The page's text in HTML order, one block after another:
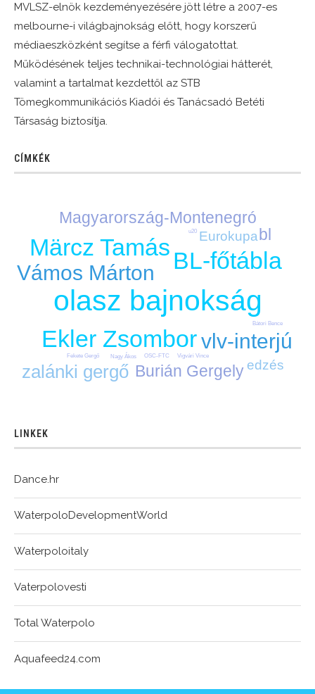
MVLSZ-elnök kezdeményezésére jött létre a 2007-es
melbourne-i világbajnokság előtt, hogy korszerű
médiaeszközként segítse a férfi válogatottat.
Működésének teljes technikai-technológiai hátterét,
valamint a tartalmat kezdettől az STB
Tömegkommunikációs Kiadói és Tanácsadó Betéti
Társaság biztosítja.
CÍMKÉK
olasz bajnokság
BL-főtábla
Ekler Zsombor
Märcz Tamás
vlv-interjú
Vámos Márton
zalánki gergő
bl
Burián Gergely
Magyarország-Montenegró
edzés
Eurokupa
Bátori Bence
Fekete Gergő Nagy Ákos OSC-FTC
u20
Vigvári Vince
LINKEK
Dance.hr
WaterpoloDevelopmentWorld
Waterpoloitaly
Vaterpolovesti
Total Waterpolo
Aquafeed24.com